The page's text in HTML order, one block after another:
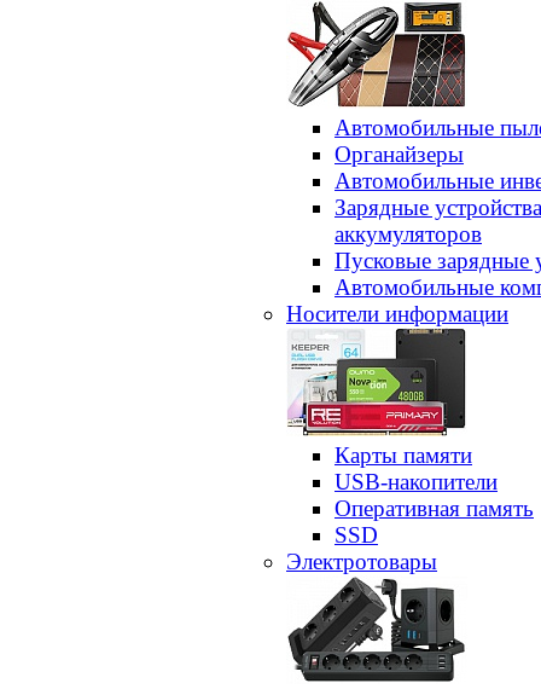
Автомобильные
Органайзеры
Автомобильные
Зарядные
аккумуляторов
Пусковые зарядные
Автомобильные
Носители информации
Карты памяти
USB-накопители
Оперативная память
SSD
Электротовары